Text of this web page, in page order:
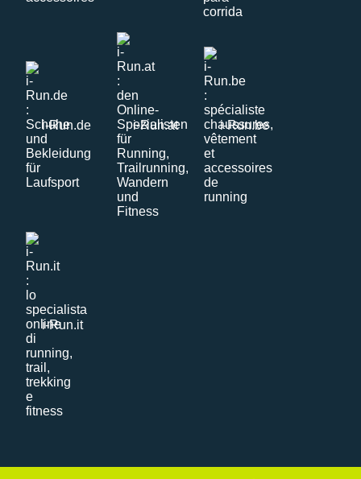
i-Run.de i-Run.at i-Run.be
i-Run.it